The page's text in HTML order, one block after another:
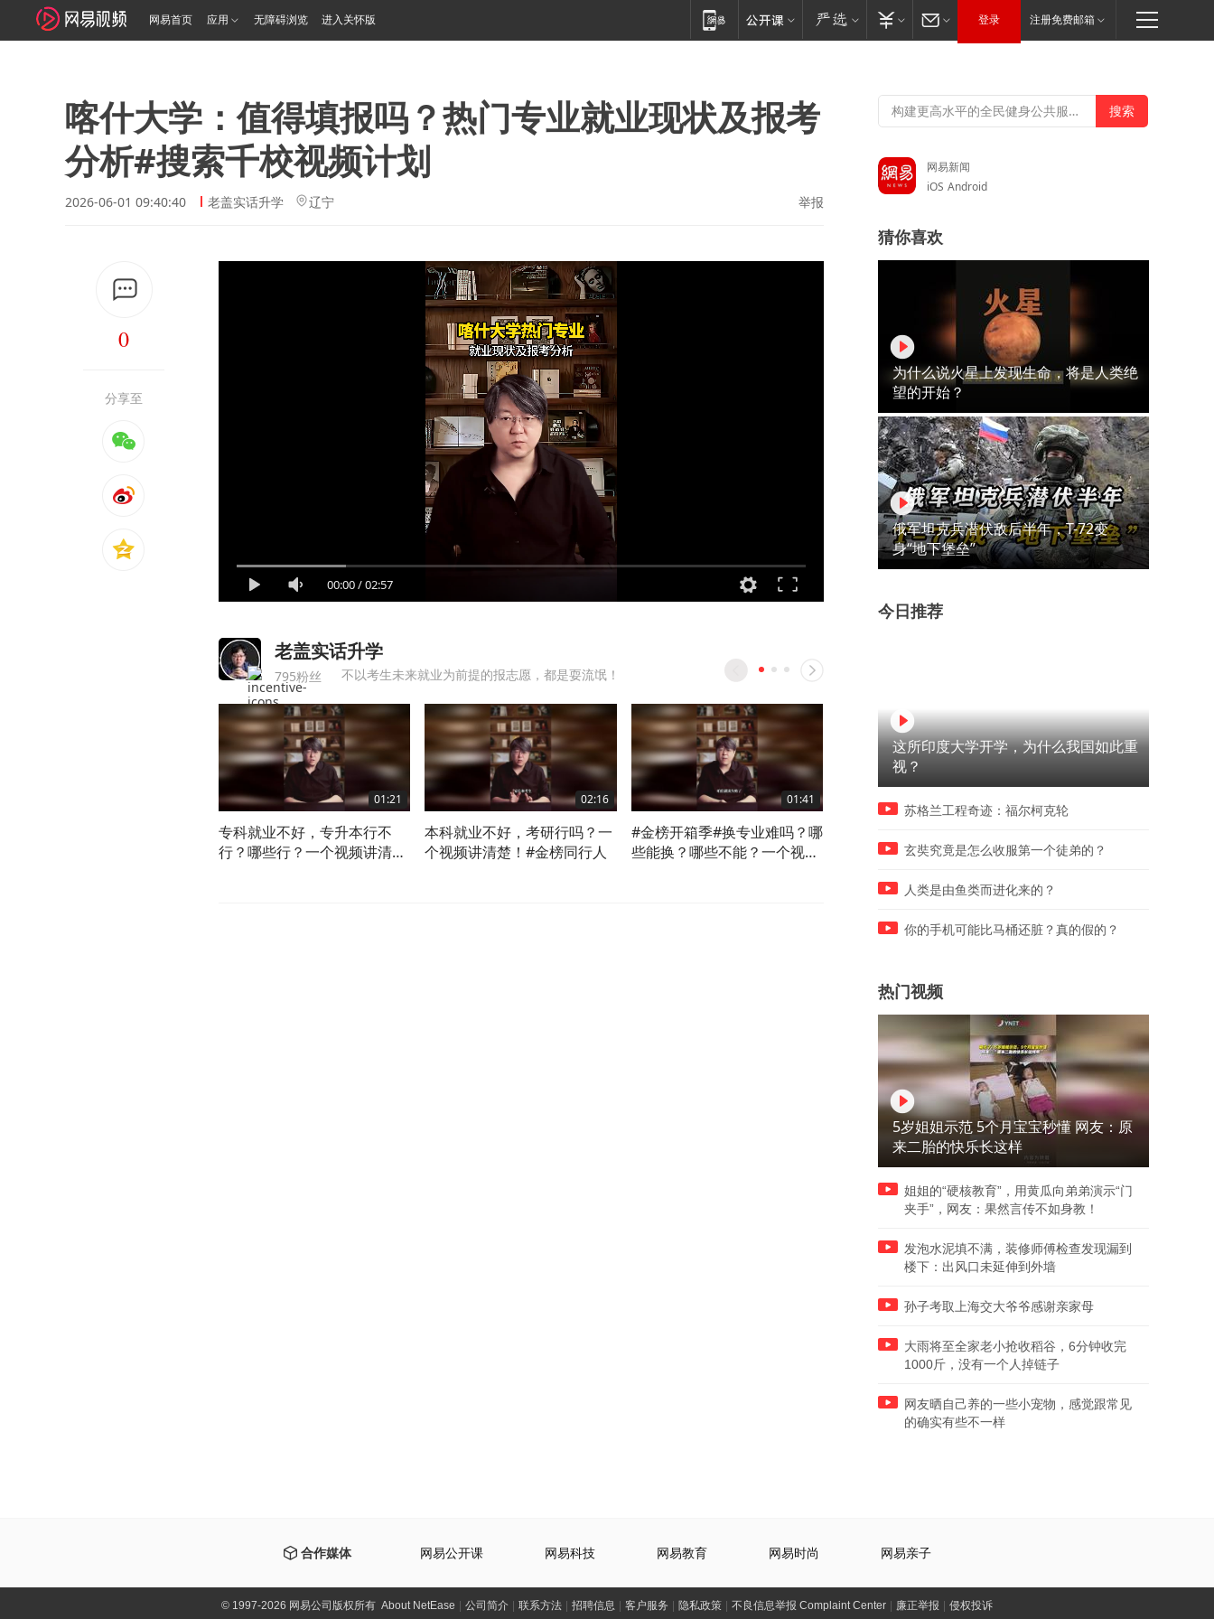
网易首页 应用 无障碍浏览 进入关怀版 登录 注册免费邮箱
喀什大学：值得填报吗？热门专业就业现状及报考
分析#搜索千校视频计划
2026-06-01 09:40:40 老盖实话升学 辽宁 举报
0
分享至
00:00/02:57
老盖实话升学
795粉丝 不以考生未来就业为前提的报志愿，都是耍流氓！
01:21
专科就业不好，专升本行不
行？哪些行？一个视频讲清
02:16
本科就业不好，考研行吗？一
个视频讲清楚！#金榜同行人
01:41
#金榜开箱季#换专业难吗？哪
些能换？哪些不能？一个视频
个因素定乾坤！#金榜同行人
件事不做后悔终生！#金榜同
网易新闻
iOS Android
猜你喜欢
为什么说火星上发现生命，将是人类绝
望的开始？
俄军坦克兵潜伏敌后半年，T-72变
身“地下堡垒”
今日推荐
这所印度大学开学，为什么我国如此重
视？
苏格兰工程奇迹：福尔柯克轮
玄奘究竟是怎么收服第一个徒弟的？
人类是由鱼类而进化来的？
你的手机可能比马桶还脏？真的假的？
热门视频
5岁姐姐示范 5个月宝宝秒懂 网友：原
来二胎的快乐长这样
姐姐的“硬核教育”，用黄瓜向弟弟演示“门
夹手”，网友：果然言传不如身教！
发泡水泥填不满，装修师傅检查发现漏到
楼下：出风口未延伸到外墙
孙子考取上海交大爷爷感谢亲家母
大雨将至全家老小抢收稻谷，6分钟收完
1000斤，没有一个人掉链子
网友晒自己养的一些小宠物，感觉跟常见
的确实有些不一样
合作媒体 网易公开课 网易科技 网易教育 网易时尚 网易亲子
©1997-2026 网易公司版权所有 About NetEase 公司简介 联系方法 招聘信息 客户服务 隐私政策 不良信息举报 Complaint Center 廉正举报 侵权投诉